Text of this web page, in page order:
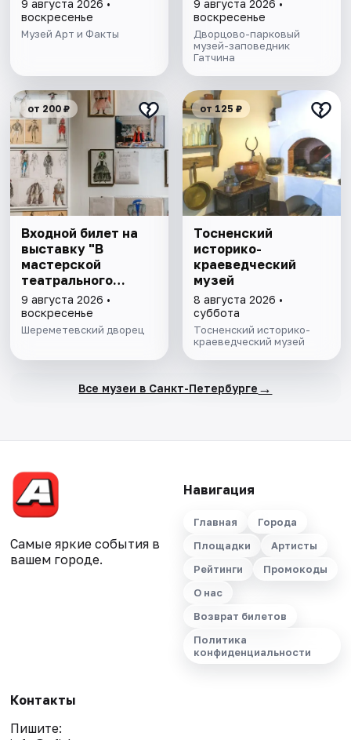
9 августа 2026 •
воскресенье
Музей Арт и Факты
9 августа 2026 •
воскресенье
Дворцово-парковый
музей-заповедник
Гатчина
от 200 ₽
Входной билет на
выставку "В
мастерской
театрального
художника"
9 августа 2026 •
воскресенье
Шереметевский дворец
от 125 ₽
Тосненский
историко-
краеведческий
музей
8 августа 2026 •
суббота
Тосненский историко-
краеведческий музей
Все музеи в Санкт-Петербурге →
Самые яркие события в
вашем городе.
Навигация
Главная
Города
Площадки
Артисты
Рейтинги
Промокоды
О нас
Возврат билетов
Политика
конфиденциальности
Контакты
Пишите: